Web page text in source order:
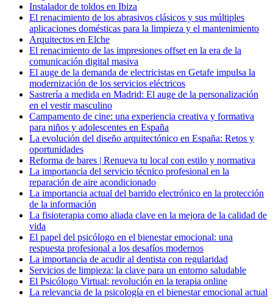
Instalador de toldos en Ibiza
El renacimiento de los abrasivos clásicos y sus múltiples
aplicaciones domésticas para la limpieza y el mantenimiento
Arquitectos en Elche
El renacimiento de las impresiones offset en la era de la
comunicación digital masiva
El auge de la demanda de electricistas en Getafe impulsa la
modernización de los servicios eléctricos
Sastrería a medida en Madrid: El auge de la personalización
en el vestir masculino
Campamento de cine: una experiencia creativa y formativa
para niños y adolescentes en España
La evolución del diseño arquitectónico en España: Retos y
oportunidades
Reforma de bares | Renueva tu local con estilo y normativa
La importancia del servicio técnico profesional en la
reparación de aire acondicionado
La importancia actual del barrido electrónico en la protección
de la información
La fisioterapia como aliada clave en la mejora de la calidad de
vida
El papel del psicólogo en el bienestar emocional: una
respuesta profesional a los desafíos modernos
La importancia de acudir al dentista con regularidad
Servicios de limpieza: la clave para un entorno saludable
El Psicólogo Virtual: revolución en la terapia online
La relevancia de la psicología en el bienestar emocional actual